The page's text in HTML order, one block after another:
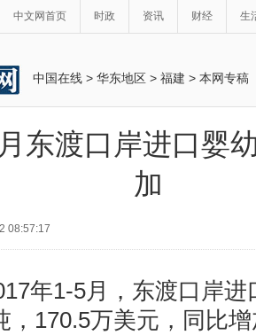
中文网首页 时政 资讯 财经 生
中国在线 > 华东地区 > 福建 > 本网专稿
东渡口岸进口婴
加
08:57:17
年1-5月，东渡口岸
，170.5万美元，同比